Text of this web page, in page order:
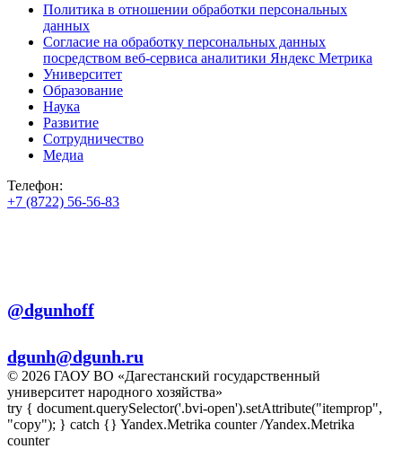
Политика в отношении обработки персональных
данных
Согласие на обработку персональных данных
посредством веб-сервиса аналитики Яндекс Метрика
Университет
Образование
Наука
Развитие
Сотрудничество
Медиа
Телефон:
+7 (8722) 56-56-83
@dgunhoff
dgunh@dgunh.ru
© 2026 ГАОУ ВО «Дагестанский государственный
университет народного хозяйства»
try { document.querySelector('.bvi-open').setAttribute("itemprop",
"copy"); } catch {} Yandex.Metrika counter/Yandex.Metrika
counter